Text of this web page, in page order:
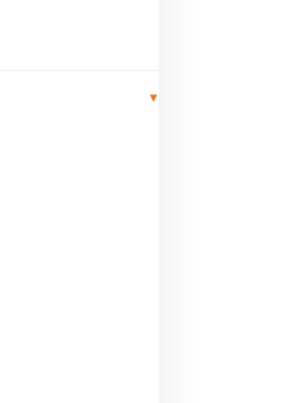
▾